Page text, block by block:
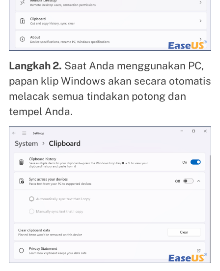
Langkah 2. Saat Anda menggunakan PC,
papan klip Windows akan secara otomatis
melacak semua tindakan potong dan
tempel Anda.